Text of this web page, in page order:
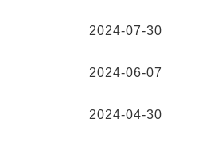
2024-07-30
2024-06-07
2024-04-30